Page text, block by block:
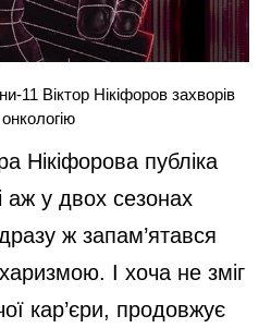
11 Віктор Нікіфоров захворів
Нікіфорова публіка
аж у двох сезонах
ж запам’ятався
І хоча не зміг
кар’єри, продовжує